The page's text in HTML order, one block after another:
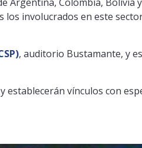
los involucrados en este
, auditorio Bustamante, y
vínculos con